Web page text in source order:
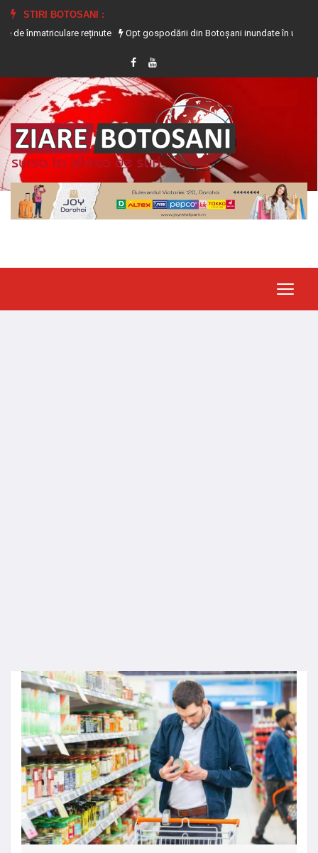
STIRI BOTOSANI :
reținute
Opt gospodării din Botoșani inundate în urma precipitațiilor